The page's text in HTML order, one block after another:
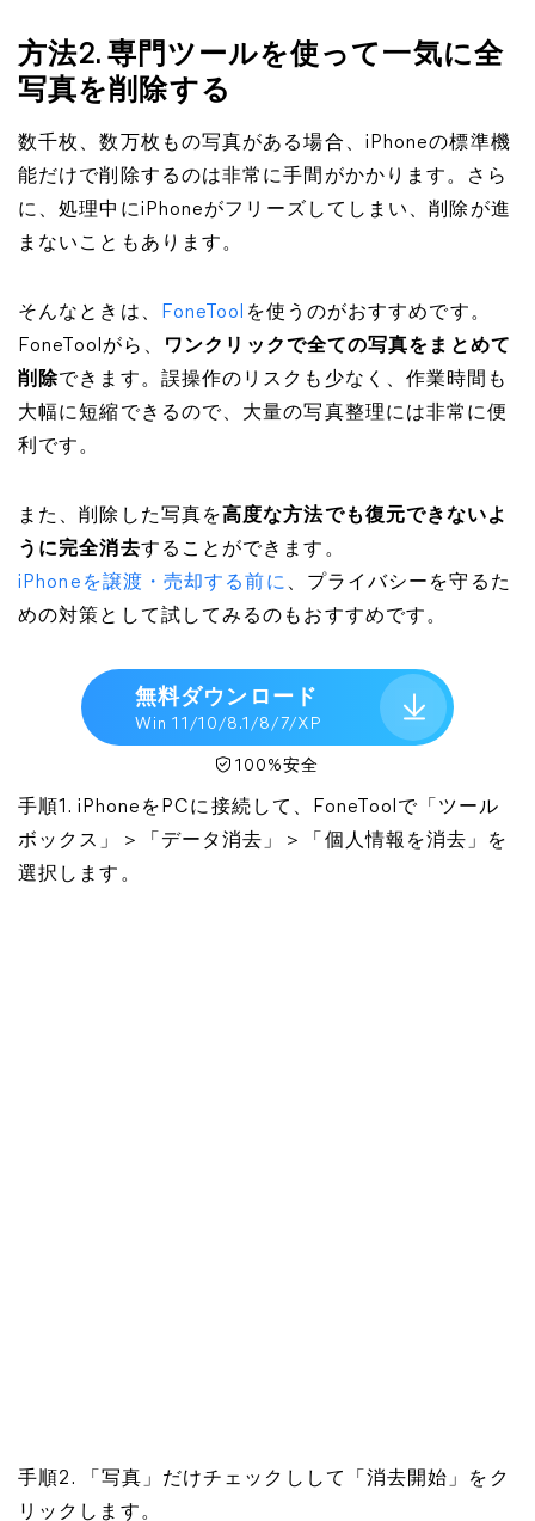
方法2. 専門ツールを使って一気に全
写真を削除する
数千枚、数万枚もの写真がある場合、iPhoneの標準機
能だけで削除するのは非常に手間がかかります。さら
に、処理中にiPhoneがフリーズしてしまい、削除が進
まないこともあります。
そんなときは、 FoneTool を使うのがおすすめです。
FoneToolがら、
ワンクリックで全ての写真をまとめて
削除できます。誤操作のリスクも少なく、作業時間も
大幅に短縮できるので、大量の写真整理には非常に便
利です。
また、削除した写真を高度な方法でも復元できないよ
うに完全消去することができます。
iPhoneを譲渡・売却する前に 、プライバシーを守るた
めの対策として試してみるのもおすすめです。
無料ダウンロード
Win 11/10/8.1/8/7/XP
100%安全
手順1. iPhoneをPCに接続して、FoneToolで「ツール
ボックス」＞「データ消去」＞「個人情報を消去」を
選択します。
手順2. 「写真」だけチェックしして「消去開始」をク
リックします。